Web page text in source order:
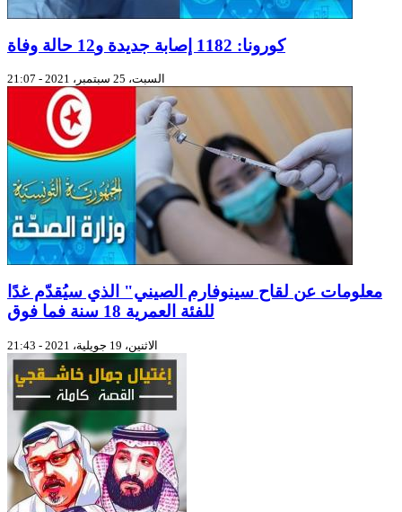
كورونا: 1182 إصابة جديدة و12 حالة وفاة
السبت، 25 سبتمبر، 2021 - 21:07
معلومات عن لقاح سينوفارم الصيني" الذي سيُقدّم غدًا
للفئة العمرية 18 سنة فما فوق
الاثنين، 19 جويلية، 2021 - 21:43